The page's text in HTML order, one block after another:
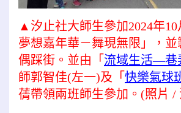
▲汐止社大師生參加2024年10
夢想嘉年華－舞現無限」，並
偶踩街。並由「 流域生活—巷
師郭智佳(左一)及「 快樂氣球
蒨帶領兩班師生參加。(照片 /